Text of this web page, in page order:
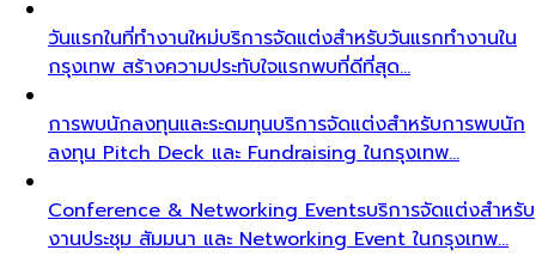
วันแรกในที่ทำงานใหม่บริการจัดแต่งสำหรับวันแรกทำงานใน
กรุงเทพ สร้างความประทับใจแรกพบที่ดีที่สุด…
การพบนักลงทุนและระดมทุนบริการจัดแต่งสำหรับการพบนัก
ลงทุน Pitch Deck และ Fundraising ในกรุงเทพ…
Conference & Networking Eventsบริการจัดแต่งสำหรับ
งานประชุม สัมมนา และ Networking Event ในกรุงเทพ…